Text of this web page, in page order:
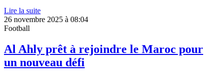
Lire la suite
26 novembre 2025 à 08:04
Football
Al Ahly prêt à rejoindre le Maroc pour
un nouveau défi